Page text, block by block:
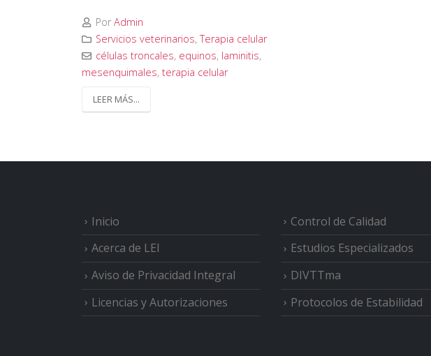
PorAdmin
Servicios veterinarios,Terapia celular
células troncales, equinos, laminitis,
mesenquimales, terapia celular
LEER MÁS...
Inicio
Acerca de LEI
Aviso de Privacidad Integral
Licencias y Autorizaciones
Control de Calidad
Estudios Especializados
DIVTTma
Protocolos de Estabilidad